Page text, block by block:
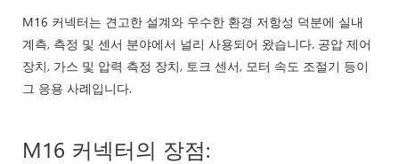
M16 커넥터는 견고한 설계와 우수한 환경 저항성 덕분에 실내
계측, 측정 및 센서 분야에서 널리 사용되어 왔습니다. 공압 제어
장치, 가스 및 압력 측정 장치, 토크 센서, 모터 속도 조절기 등이
그 응용 사례입니다.
M16 커넥터의 장점: